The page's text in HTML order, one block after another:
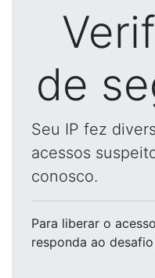
de
Seu IP fez
acessos
conosco.
Para liberar o acesso
responda ao